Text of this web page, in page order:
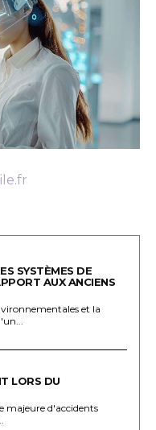
SYSTÈMES DE
AUX ANCIENS
et la
LORS DU
majeure d'accidents